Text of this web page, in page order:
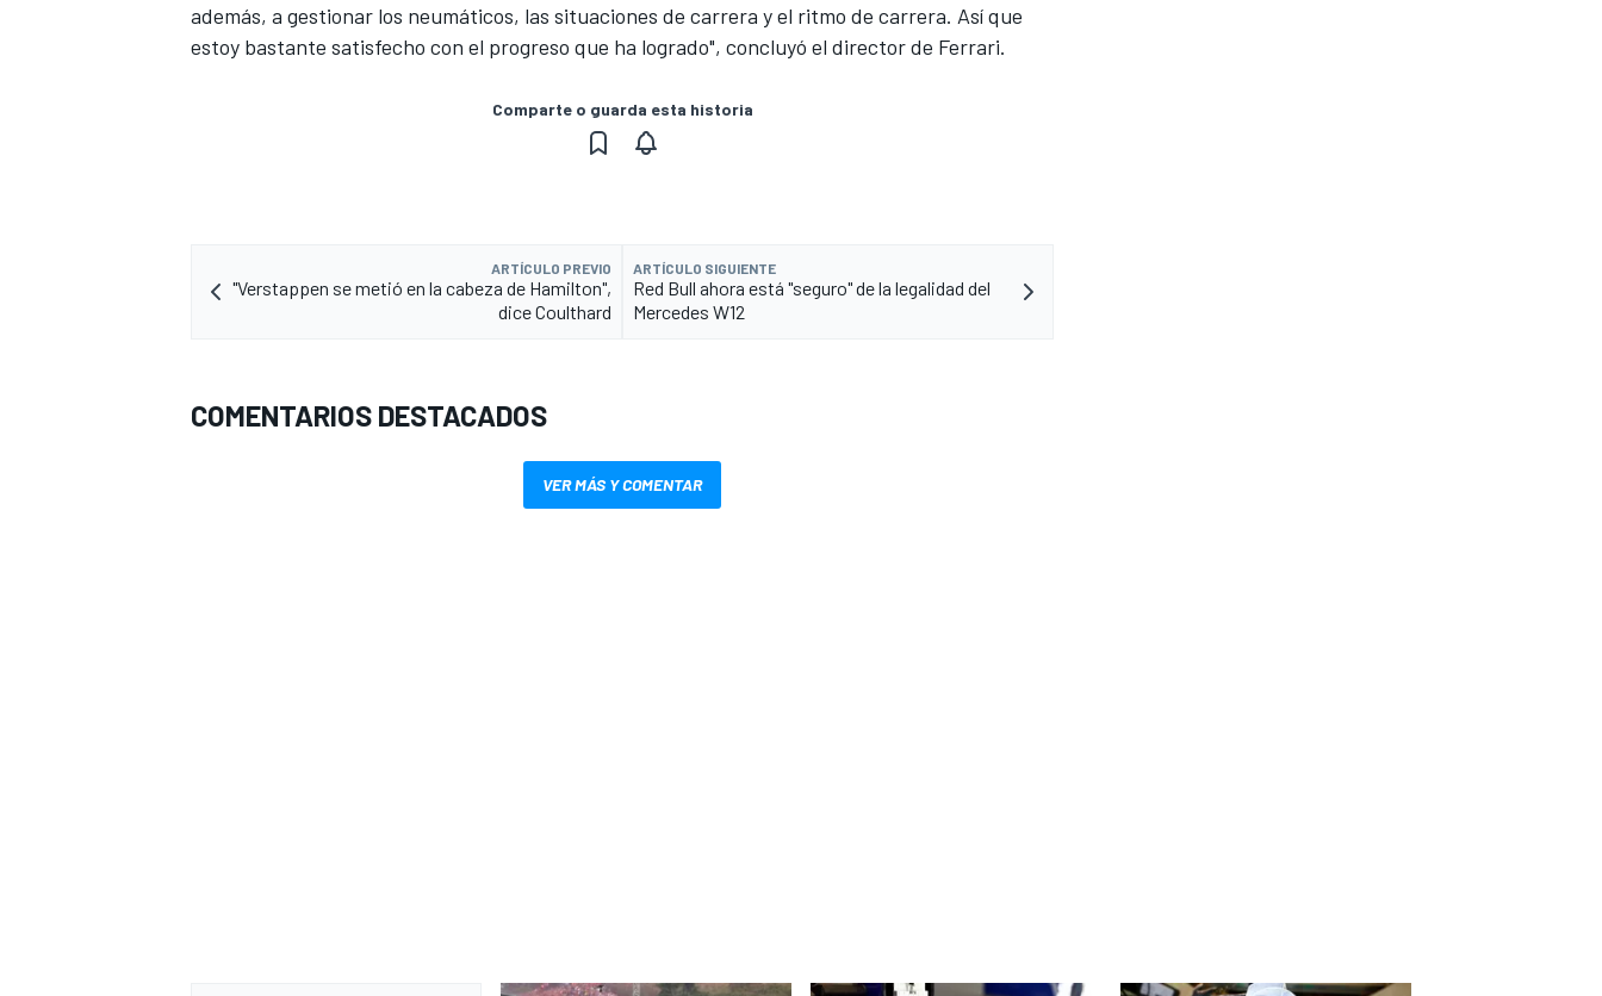
además, a gestionar los neumáticos, las situaciones de carrera y el ritmo de carrera. Así que
estoy bastante satisfecho con el progreso que ha logrado", concluyó el director de Ferrari.
Comparte o guarda esta historia
ARTÍCULO PREVIO
"Verstappen se metió en la cabeza de Hamilton",
dice Coulthard
ARTÍCULO SIGUIENTE
Red Bull ahora está "seguro" de la legalidad del
Mercedes W12
COMENTARIOS DESTACADOS
VER MÁS Y COMENTAR